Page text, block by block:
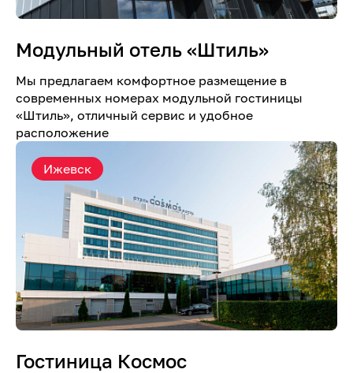
Модульный отель «Штиль»
Мы предлагаем комфортное размещение в
современных номерах модульной гостиницы
«Штиль», отличный сервис и удобное
расположение
Ижевск
Гостиница Космос